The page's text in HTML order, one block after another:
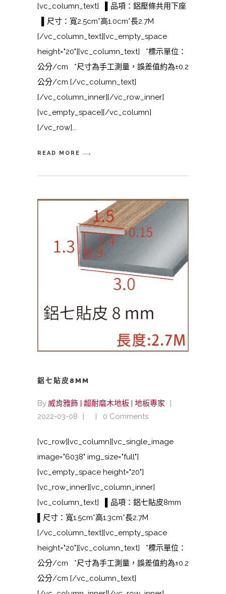
[vc_column_text] ▌品項：鋁壓條共用下座
▌尺寸：寬2.5cm*高1.0cm*長2.7M
[/vc_column_text][vc_empty_space
height="20"][vc_column_text] *標示單位：
公分/cm *尺寸為手工測量，誤差值約為±0.2
公分/cm [/vc_column_text]
[/vc_column_inner][/vc_row_inner]
[vc_empty_space][/vc_column]
[/vc_row]
READ MORE
鋁七貼皮8MM
By 威肯雅飾 | 超耐磨木地板 | 地板專家
2022-03-08
0 Comments
[vc_row][vc_column][vc_single_image
image="6038" img_size="full"]
[vc_empty_space height="20"]
[vc_row_inner][vc_column_inner]
[vc_column_text] ▌品項：鋁七貼皮8mm
▌尺寸：寬1.5cm*高1.3cm*長2.7M
[/vc_column_text][vc_empty_space
height="20"][vc_column_text] *標示單位：
公分/cm *尺寸為手工測量，誤差值約為±0.2
公分/cm [/vc_column_text]